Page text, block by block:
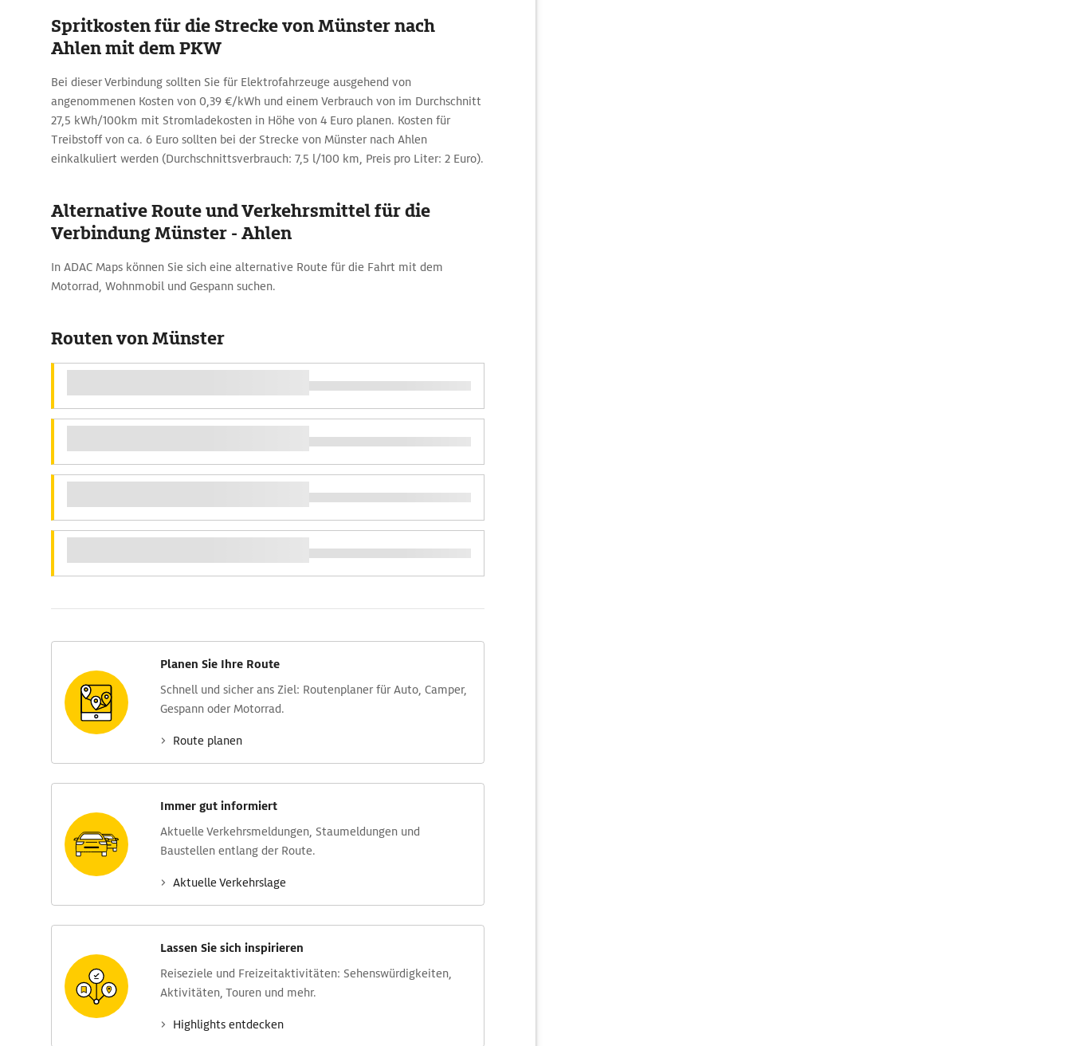
Spritkosten für die Strecke von Münster nach
Ahlen mit dem PKW
Bei dieser Verbindung sollten Sie für Elektrofahrzeuge ausgehend von
angenommenen Kosten von 0,39 €/kWh und einem Verbrauch von im Durchschnitt
27,5 kWh/100km mit Stromladekosten in Höhe von 4 Euro planen. Kosten für
Treibstoff von ca. 6 Euro sollten bei der Strecke von Münster nach Ahlen
einkalkuliert werden (Durchschnittsverbrauch: 7,5 l/100 km, Preis pro Liter: 2 Euro).
Alternative Route und Verkehrsmittel für die
Verbindung Münster - Ahlen
In ADAC Maps können Sie sich eine alternative Route für die Fahrt mit dem
Motorrad, Wohnmobil und Gespann suchen.
Routen von Münster
Planen Sie Ihre Route
Schnell und sicher ans Ziel: Routen­planer für Auto, Camper,
Gespann oder Motorrad.
Route planen
Immer gut informiert
Aktuelle Verkehrs­meldungen, Stau­meldungen und
Baustellen entlang der Route.
Aktuelle Verkehrs­lage
Lassen Sie sich inspirieren
Reise­ziele und Freizeit­aktivitäten: Sehens­würdig­keiten,
Aktivitäten, Touren und mehr.
Highlights entdecken